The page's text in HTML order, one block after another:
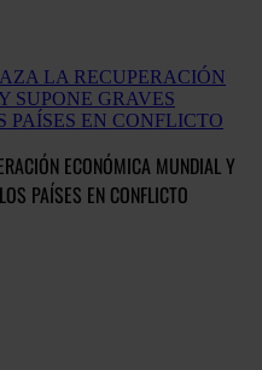
LA RECUPERACIÓN
SUPONE GRAVES
PAÍSES EN CONFLICTO
ECONÓMICA MUNDIAL Y
PAÍSES EN CONFLICTO